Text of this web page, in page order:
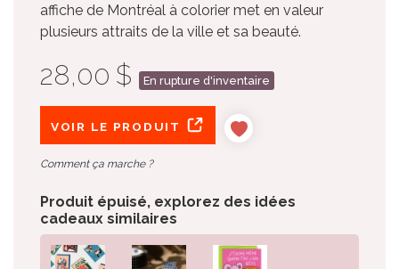
affiche de Montréal à colorier met en valeur
plusieurs attraits de la ville et sa beauté.
28,00 $ En rupture d'inventaire
VOIR LE PRODUIT
Comment ça marche ?
Produit épuisé, explorez des idées
cadeaux similaires